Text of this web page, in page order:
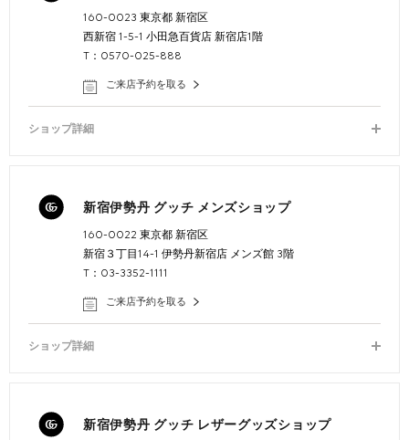
160-0023 東京都 新宿区
西新宿 1-5-1 小田急百貨店 新宿店1階
T：0570-025-888
ご来店予約を取る
ショップ詳細
新宿伊勢丹 グッチ メンズショップ
160-0022 東京都 新宿区
新宿３丁目14-1 伊勢丹新宿店 メンズ館 3階
T：03-3352-1111
ご来店予約を取る
ショップ詳細
新宿伊勢丹 グッチ レザーグッズショップ